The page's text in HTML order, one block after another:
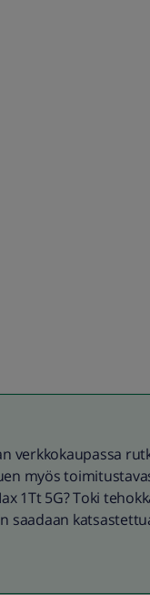
verkkokaupassa
myös
1Tt 5G? Toki
saadaan